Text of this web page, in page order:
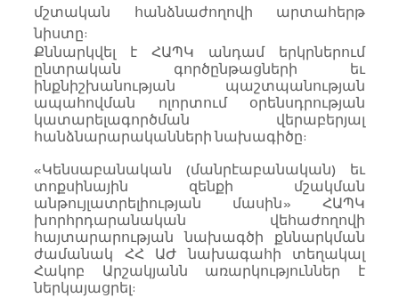
մշտական հանձնաժողովի արտահերթ
նիստը:
Քննարկվել է ՀԱՊԿ անդամ երկրներում
ընտրական գործընթացների եւ
ինքնիշխանության պաշտպանության
ապահովման ոլորտում օրենսդրության
կատարելագործման վերաբերյալ
հանձնարարականների նախագիծը:
«Կենսաբանական (մանրէաբանական) եւ
տոքսինային զենքի մշակման
անթույլատրելիության մասին» ՀԱՊԿ
խորհրդարանական վեհաժողովի
հայտարարության նախագծի քննարկման
ժամանակ ՀՀ ԱԺ նախագահի տեղակալ
Հակոբ Արշակյանն առարկություններ է
ներկայացրել: